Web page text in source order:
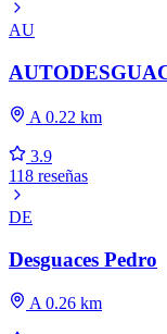
AU
A 0.22 km
3.9
118 reseñas
DE
Desguaces Pedro
A 0.26 km